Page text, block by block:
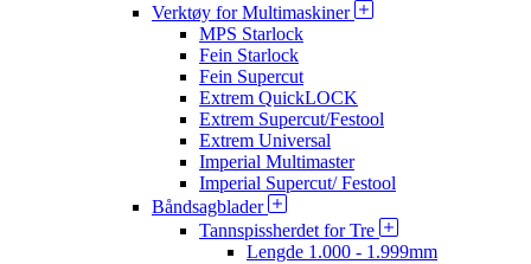
Verktøy for Multimaskiner
MPS Starlock
Fein Starlock
Fein Supercut
Extrem QuickLOCK
Extrem Supercut/Festool
Extrem Universal
Imperial Multimaster
Imperial Supercut/ Festool
Båndsagblader
Tannspissherdet for Tre
Lengde 1.000 - 1.999mm